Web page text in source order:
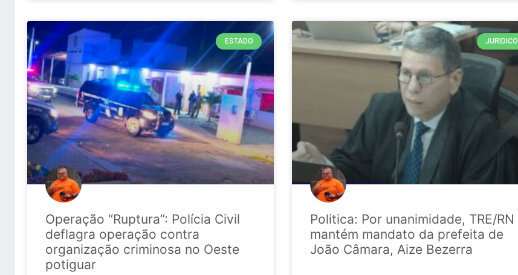
ESTADO
Operação “Ruptura”: Polícia Civil
deflagra operação contra
organização criminosa no Oeste
potiguar
JURIDICO
Politica: Por unanimidade, TRE/RN
mantém mandato da prefeita de
João Câmara, Aize Bezerra